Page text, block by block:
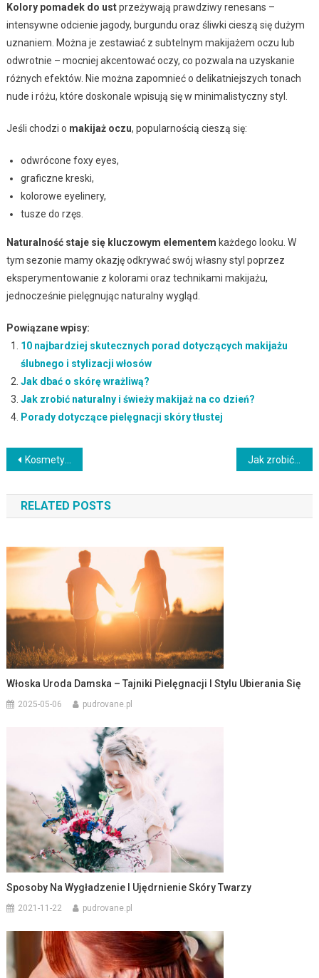
Kolory pomadek do ustprzeżywają prawdziwy renesans –
intensywne odcienie jagody, burgundu oraz śliwki cieszą się dużym
uznaniem. Można je zestawiać z subtelnym makijażem oczu lub
odwrotnie – mocniej akcentować oczy, co pozwala na uzyskanie
różnych efektów. Nie można zapomnieć o delikatniejszych tonach
nude i różu, które doskonale wpisują się w minimalistyczny styl.
Jeśli chodzi o makijaż oczu, popularnością cieszą się:
odwrócone foxy eyes,
graficzne kreski,
kolorowe eyelinery,
tusze do rzęs.
Naturalność staje się kluczowym elementem każdego looku. W
tym sezonie mamy okazję odkrywać swój własny styl poprzez
eksperymentowanie z kolorami oraz technikami makijażu,
jednocześnie pielęgnując naturalny wygląd.
Powiązane wpisy:
10 najbardziej skutecznych porad dotyczących makijażu
ślubnego i stylizacji włosów
Jak dbać o skórę wrażliwą?
Jak zrobić naturalny i świeży makijaż na co dzień?
Porady dotyczące pielęgnacji skóry tłustej
Nawigacja
wpisu
Kosmetyki hipoalergiczne: Co wiedzieć i jak je wybierać? Jak zrobić naturalny krem do rąk DIY? Przepisy i porady
RELATED POSTS
Włoska Uroda Damska – Tajniki Pielęgnacji I Stylu Ubierania Się
2025-05-06 pudrovane.pl
Sposoby Na Wygładzenie I Ujędrnienie Skóry Twarzy
2021-11-22 pudrovane.pl